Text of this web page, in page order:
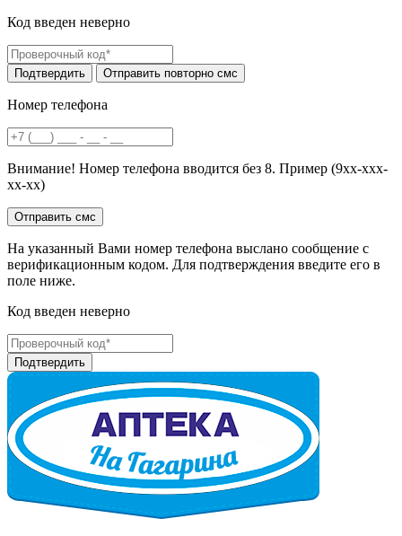
Код введен неверно
Номер телефона
Внимание! Номер телефона вводится без 8. Пример (9хх-ххх-
хх-хх)
На указанный Вами номер телефона выслано сообщение с
верификационным кодом. Для подтверждения введите его в
поле ниже.
Код введен неверно